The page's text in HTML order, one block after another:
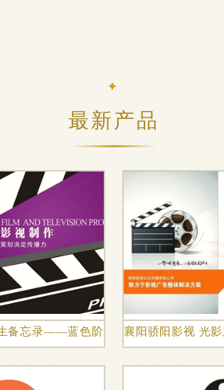
最新产品
备忘录——蓝色阶梯影视策划策划笔记
襄阳骄阳影视 光